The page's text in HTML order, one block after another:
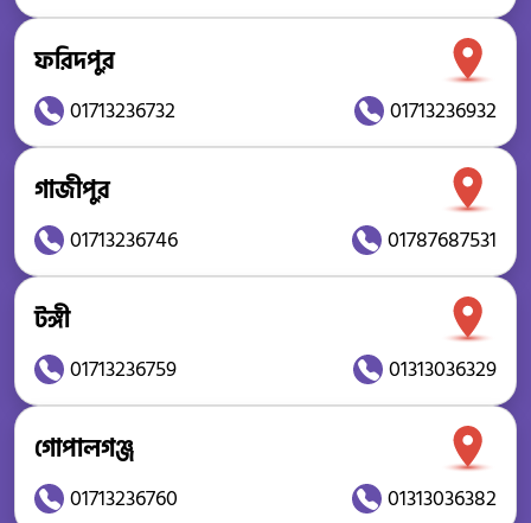
ফরিদপুর
01713236732 01713236932
গাজীপুর
01713236746 01787687531
টঙ্গী
01713236759 01313036329
গোপালগঞ্জ
01713236760 01313036382